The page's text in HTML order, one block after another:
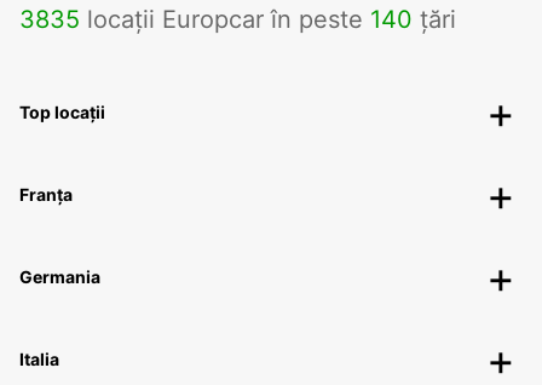
3835 locații Europcar în peste 140 țări
Top locații
Franța
Germania
Italia